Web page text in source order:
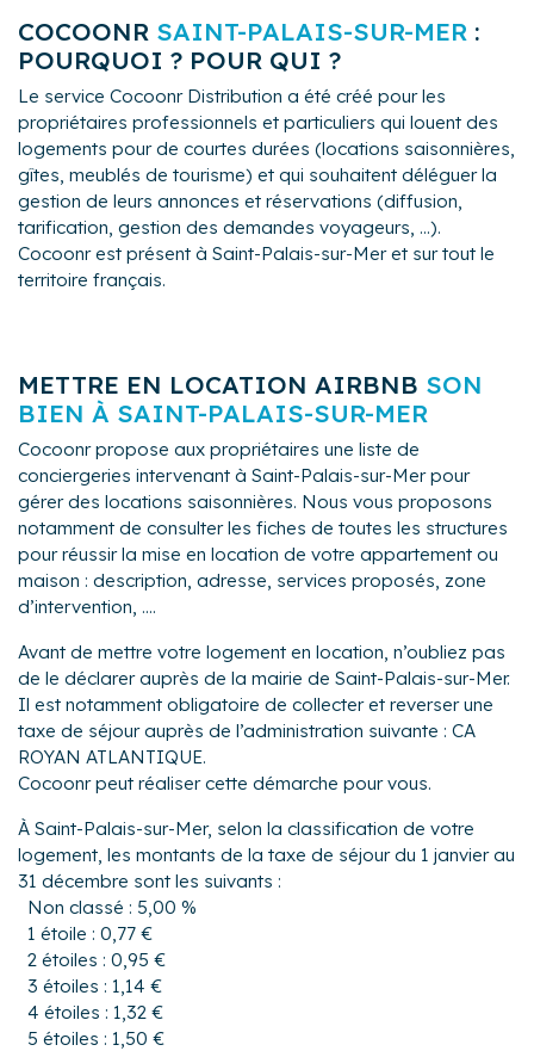
Location de lit parapluie/chaise haute/parc
modulable etc
Panier repas pour arrivée tardive ….
COCOONR SAINT-PALAIS-SUR-MER :
POURQUOI ? POUR QUI ?
Le service Cocoonr Distribution a été créé pour les
propriétaires professionnels et particuliers qui louent des
logements pour de courtes durées (locations saisonnières,
gîtes, meublés de tourisme) et qui souhaitent déléguer la
gestion de leurs annonces et réservations (diffusion,
tarification, gestion des demandes voyageurs, ...).
Cocoonr est présent à Saint-Palais-sur-Mer et sur tout le
territoire français.
METTRE EN LOCATION AIRBNB SON
BIEN À SAINT-PALAIS-SUR-MER
Cocoonr propose aux propriétaires une liste de
conciergeries intervenant à Saint-Palais-sur-Mer pour
gérer des locations saisonnières. Nous vous proposons
notamment de consulter les fiches de toutes les structures
pour réussir la mise en location de votre appartement ou
maison : description, adresse, services proposés, zone
d’intervention, ....
Avant de mettre votre logement en location, n’oubliez pas
de le déclarer auprès de la mairie de Saint-Palais-sur-Mer.
Il est notamment obligatoire de collecter et reverser une
taxe de séjour auprès de l’administration suivante : CA
ROYAN ATLANTIQUE.
Cocoonr peut réaliser cette démarche pour vous.
À Saint-Palais-sur-Mer, selon la classification de votre
logement, les montants de la taxe de séjour du 1 janvier au
31 décembre sont les suivants :
Non classé : 5,00 %
1 étoile : 0,77 €
2 étoiles : 0,95 €
3 étoiles : 1,14 €
4 étoiles : 1,32 €
5 étoiles : 1,50 €